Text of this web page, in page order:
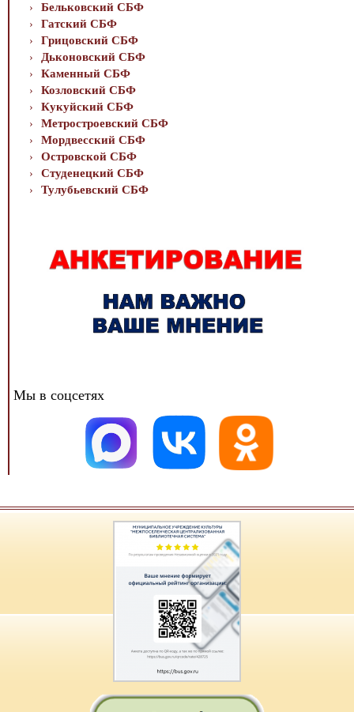
Бельковский СБФ
Гатский СБФ
Грицовский СБФ
Дьконовский СБФ
Каменный СБФ
Козловский СБФ
Кукуйский СБФ
Метростроевский СБФ
Мордвесский СБФ
Островской СБФ
Студенецкий СБФ
Тулубьевский СБФ
Мы в соцсетях